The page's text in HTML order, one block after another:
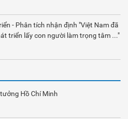
- Phân tích nhận định "Việt Nam đã
triển lấy con người làm trọng tâm ..."
Hồ Chí Minh